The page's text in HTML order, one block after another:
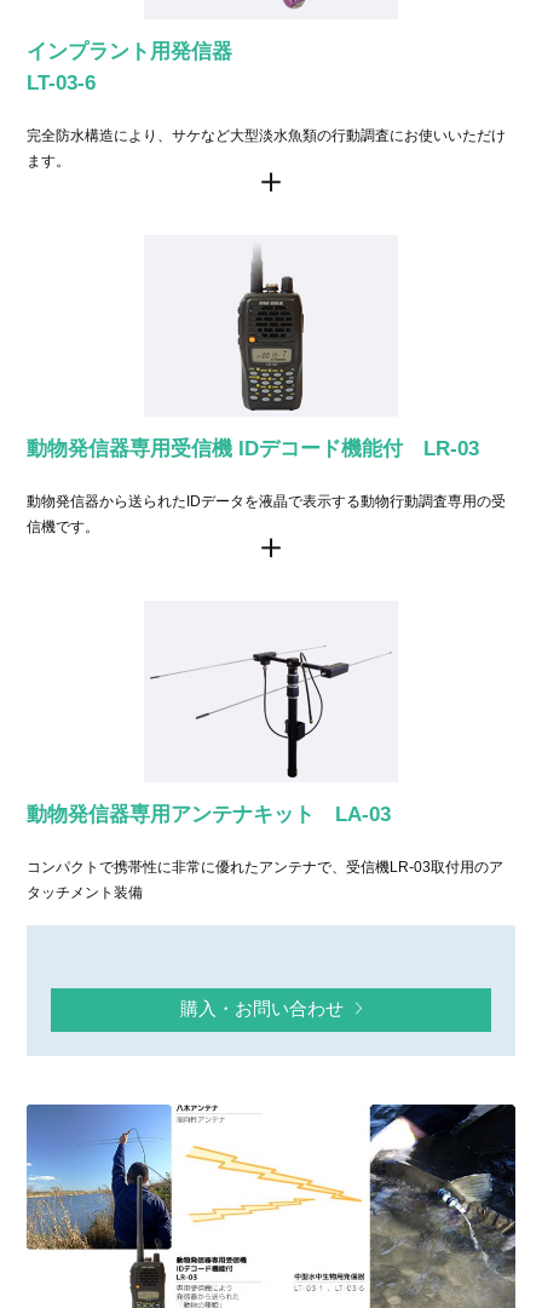
インプラント用発信器
LT-03-6
完全防水構造により、サケなど大型淡水魚類の行動調査にお使いいただけ
ます。
動物発信器専用受信機 IDデコード機能付 LR-03
動物発信器から送られたIDデータを液晶で表示する動物行動調査専用の受
信機です。
動物発信器専用アンテナキット LA-03
コンパクトで携帯性に非常に優れたアンテナで、受信機LR-03取付用のア
タッチメント装備
購入・お問い合わせ